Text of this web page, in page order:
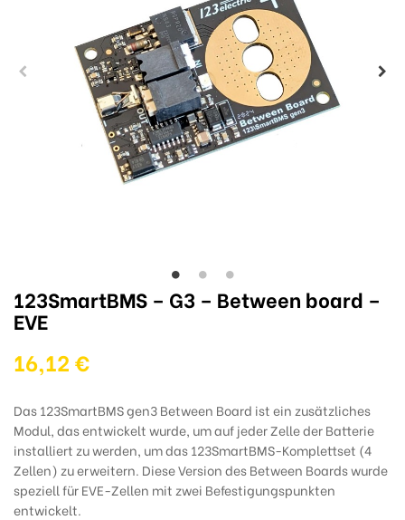
123SmartBMS – G3 – Between board –
EVE
16,12 €
Das 123SmartBMS gen3 Between Board ist ein zusätzliches
Modul, das entwickelt wurde, um auf jeder Zelle der Batterie
installiert zu werden, um das 123SmartBMS-Komplettset (4
Zellen) zu erweitern. Diese Version des Between Boards wurde
speziell für EVE-Zellen mit zwei Befestigungspunkten
entwickelt.